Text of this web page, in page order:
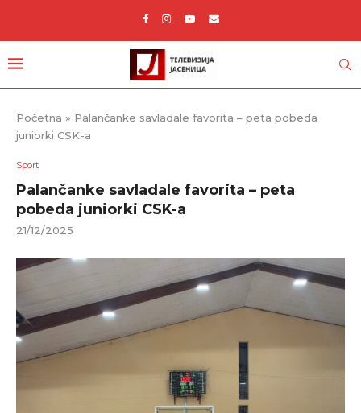
Početna » Palančanke savladale favorita – peta pobeda
juniorki CSK-a
Sport
Palančanke savladale favorita – peta
pobeda juniorki CSK-a
21/12/2025